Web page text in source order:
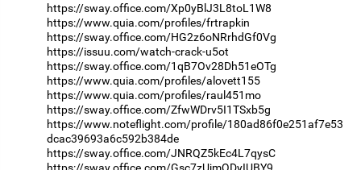
https://sway.office.com/Xp0yBlJ3L8toL1W8
https://www.quia.com/profiles/frtrapkin
https://sway.office.com/HG2z6oNRrhdGf0Vg
https://issuu.com/watch-crack-u5ot
https://sway.office.com/1qB7Ov28Dh51eOTg
https://www.quia.com/profiles/alovett155
https://www.quia.com/profiles/raul451mo
https://sway.office.com/ZfwWDrv5I1TSxb5g
https://www.noteflight.com/profile/180ad86f0e251af7e53
dcac39693a6c592b384de
https://sway.office.com/JNRQZ5kEc4L7qysC